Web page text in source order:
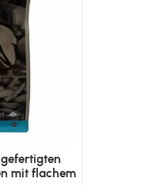
mit flachem